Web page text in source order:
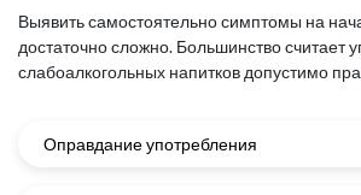
Выявить самостоятельно симптомы на
достаточно сложно. Большинство считает
слабоалкогольных напитков допустимо
Оправдание употребления